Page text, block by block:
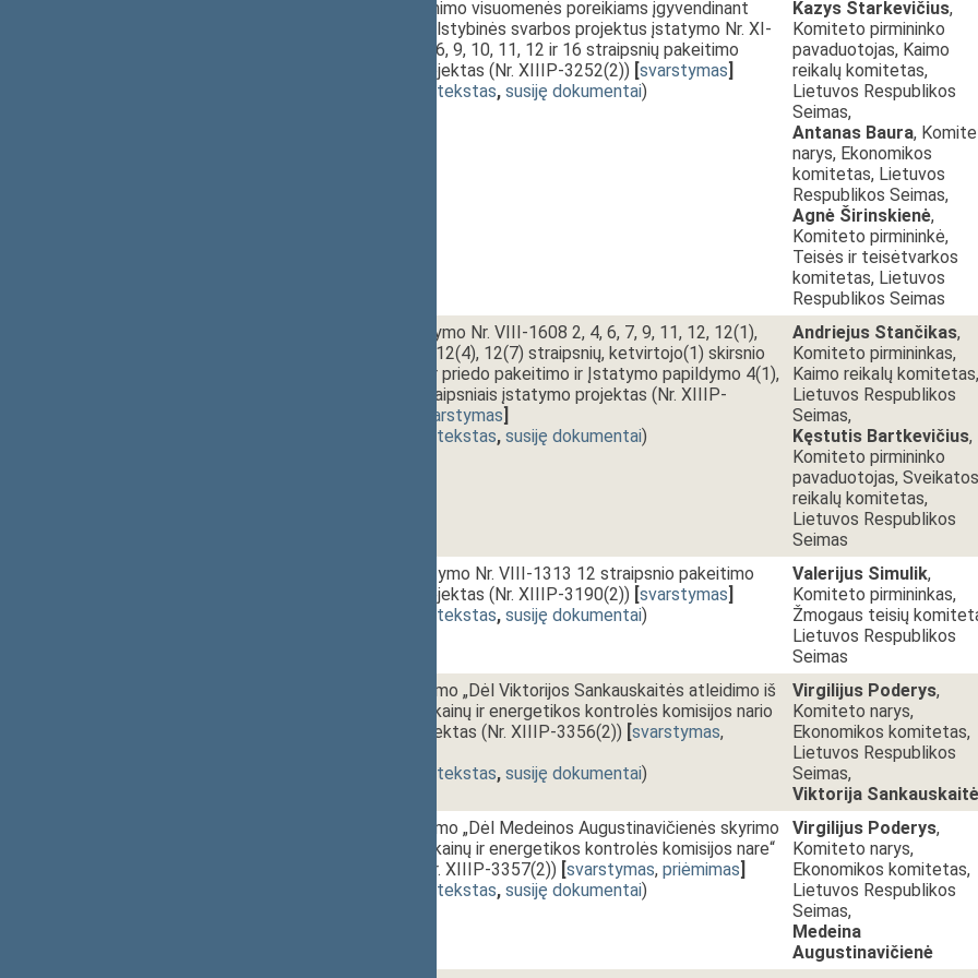
Žemės paėmimo visuomenės poreikiams įgyvendinant
ypatingos valstybinės svarbos projektus įstatymo Nr. XI-
1307 3, 4, 5, 6, 9, 10, 11, 12 ir 16 straipsnių pakeitimo
įstatymo projektas (Nr. XIIIP-3252(2)) [svarstymas]
dokumento tekstas, susiję dokumentai)
Kazys Starkevičius,
Komiteto pirmininko
pavaduotojas, Kaimo
reikalų komitetas,
Lietuvos Respublikos
Seimas,
Antanas Baura,
narys, Ekonomikos
komitetas, Lietuvos
Respublikos Seimas,
Agnė Širinskienė,
Komiteto pirmininkė,
Teisės ir teisėtvarkos
komitetas, Lietuvos
Respublikos Seimas
Maisto įstatymo Nr. VIII-1608 2, 4, 6, 7, 9, 11, 12, 12(1),
12(2), 12(3), 12(4), 12(7) straipsnių, ketvirtojo(1) skirsnio
pavadinimo ir priedo pakeitimo ir Įstatymo papildymo 4(1),
4(2), 4(3) straipsniais įstatymo projektas (Nr. XIIIP-
svarstymas]
dokumento tekstas, susiję dokumentai)
Andriejus Stančikas,
Komiteto pirmininkas,
Kaimo reikalų komitetas,
Lietuvos Respublikos
Seimas,
Kęstutis Bartkevičius,
Komiteto pirmininko
pavaduotojas, Sveikatos
reikalų komitetas,
Lietuvos Respublikos
Seimas
Peticijų įstatymo Nr. VIII-1313 12 straipsnio pakeitimo
įstatymo projektas (Nr. XIIIP-3190(2)) [svarstymas]
dokumento tekstas, susiję dokumentai)
Valerijus Simulik,
Komiteto pirmininkas,
Žmogaus teisių
Lietuvos Respublikos
Seimas
Seimo nutarimo „Dėl Viktorijos Sankauskaitės atleidimo iš
Valstybinės kainų ir energetikos kontrolės komisijos nario
pareigų“ projektas (Nr. XIIIP-3356(2)) [svarstymas,
dokumento tekstas, susiję dokumentai)
Virgilijus Poderys,
Komiteto narys,
Ekonomikos komitetas,
Lietuvos Respublikos
Seimas,
Viktorija Sankauskaitė
Seimo nutarimo „Dėl Medeinos Augustinavičienės skyrimo
Valstybinės kainų ir energetikos kontrolės komisijos nare“
projektas (Nr. XIIIP-3357(2)) [svarstymas, priėmimas]
dokumento tekstas, susiję dokumentai)
Virgilijus Poderys,
Komiteto narys,
Ekonomikos komitetas,
Lietuvos Respublikos
Seimas,
Medeina
Augustinavičienė